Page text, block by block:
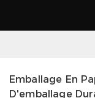
Emballage En
D'emballage